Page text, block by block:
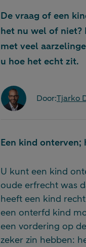
De vraag of een
het nu wel of niet?
met veel
u hoe het echt zit.
Door:Tjarko
Een kind onterven;
U kunt een kind
oude erfrecht was
heeft een kind
een onterfd kind
een vordering op
zeker zin hebben: